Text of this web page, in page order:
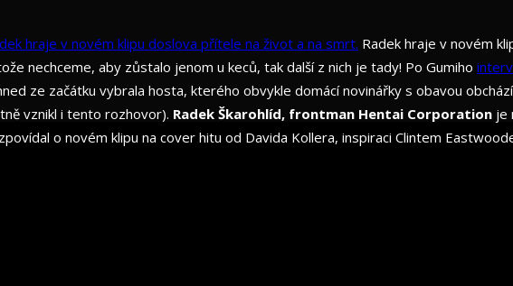
Radek hraje v novém
nechceme, aby zůstalo jenom u keců, tak další z nich je tady! Po Gumiho
ze začátku vybrala hosta, kterého obvykle domácí novinářky s obavou
vznikl i tento rozhovor). Radek Škarohlíd, frontman Hentai Corporation je
o novém klipu na cover hitu od Davida Kollera, inspiraci Clintem